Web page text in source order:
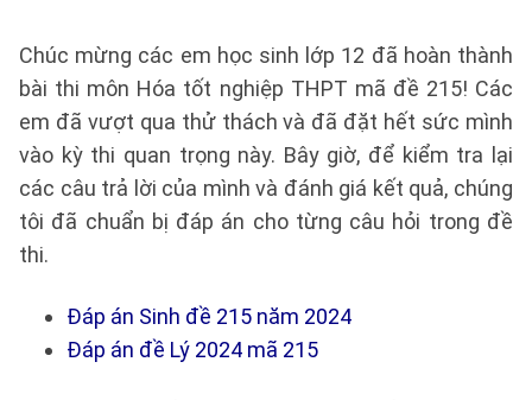
Chúc mừng các em học sinh lớp 12 đã hoàn thành
bài thi môn Hóa tốt nghiệp THPT mã đề 215! Các
em đã vượt qua thử thách và đã đặt hết sức mình
vào kỳ thi quan trọng này. Bây giờ, để kiểm tra lại
các câu trả lời của mình và đánh giá kết quả, chúng
tôi đã chuẩn bị đáp án cho từng câu hỏi trong đề
thi.
Đáp án Sinh đề 215 năm 2024
Đáp án đề Lý 2024 mã 215